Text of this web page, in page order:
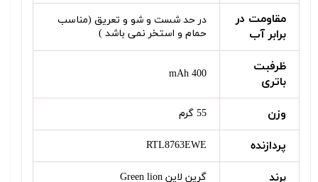
مقاومت در
برابر آب
در حد شست و شو و تعریق (مناسب
حمام و استخر نمی باشد )
ظرفبت
باتری
400 mAh
وزن 55 گرم
پردازنده RTL8763EWE
برند گرین لاین Green lion